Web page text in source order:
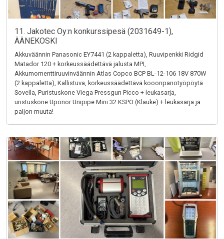
11. Jakotec Oy:n konkurssipesä (2031649-1),
ÄÄNEKOSKI
Akkuväännin Panasonic EY7441 (2 kappaletta), Ruuvipenkki Ridgid
Matador 120 + korkeussäädettävä jalusta MPI,
Akkumomenttiruuvinväännin Atlas Copco BCP BL-12-106 18V 870W
(2 kappaletta), Kallistuva, korkeussäädettävä kooonpanotyöpöytä
Sovella, Puristuskone Viega Pressgun Picco + leukasarja,
uristuskone Uponor Unipipe Mini 32 KSPO (Klauke) + leukasarja ja
paljon muuta!